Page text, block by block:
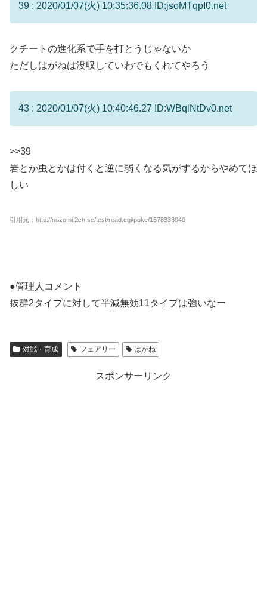
39 : 2020/01/07(火) 10:35:36.08 ID:jsoMTqpI0.net
クチートの進化系で手を打とうじゃないか
ただしはがねは没収していわでもくれてやろう
43 : 2020/01/07(火) 10:40:46.27 ID:WBqlNtDv0.net
>>39
岩とか虫とかは付くと逆に弱くなる気がするからやめてほ
しい
引用元：http://nozomi.2ch.sc/test/read.cgi/poke/1578333040
●管理人コメント
抜群2タイプに対して半減無効11タイプは強いなー
対戦・育成 フェアリー はがね
スポンサーリンク